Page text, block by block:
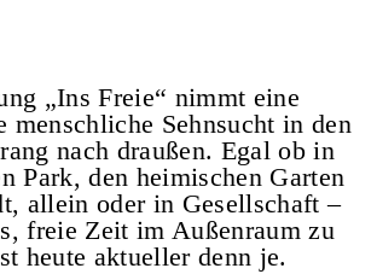
„Ins Freie“ nimmt eine
menschliche Sehnsucht in den
nach draußen. Egal ob in
Park, den heimischen Garten
allein oder in Gesellschaft –
freie Zeit im Außenraum zu
heute aktueller denn je.